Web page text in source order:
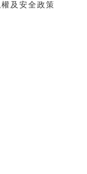
及安全政策